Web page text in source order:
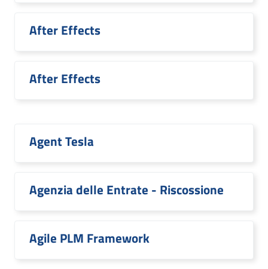
After Effects
After Effects
Agent Tesla
Agenzia delle Entrate - Riscossione
Agile PLM Framework